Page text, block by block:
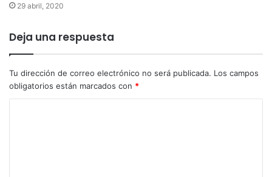
29 abril, 2020
Deja una respuesta
Tu dirección de correo electrónico no será publicada. Los campos
obligatorios están marcados con *